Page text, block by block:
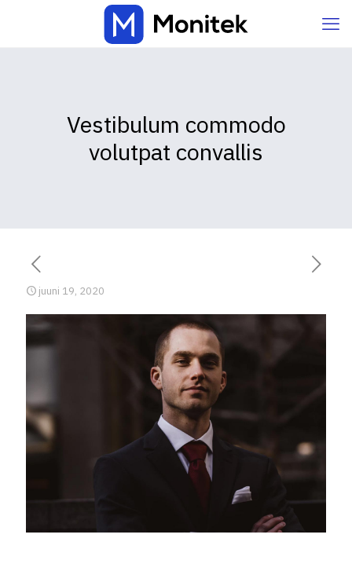
Vestibulum commodo
volutpat convallis
juuni 19, 2020